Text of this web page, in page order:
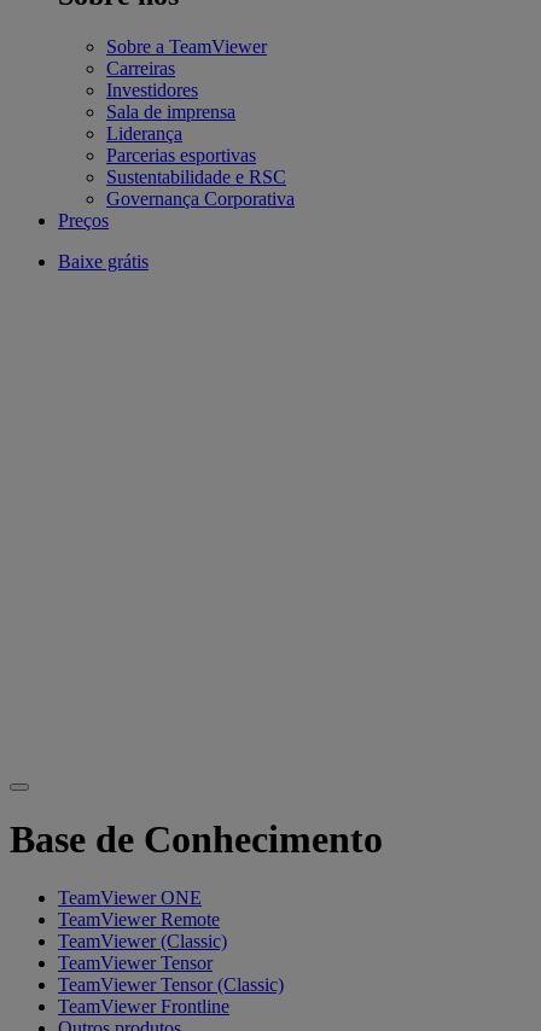
Sobre a TeamViewer
Carreiras
Investidores
Sala de imprensa
Liderança
Parcerias esportivas
Sustentabilidade e RSC
Governança Corporativa
Preços
Baixe grátis
Base de Conhecimento
TeamViewer ONE
TeamViewer Remote
TeamViewer (Classic)
TeamViewer Tensor
TeamViewer Tensor (Classic)
TeamViewer Frontline